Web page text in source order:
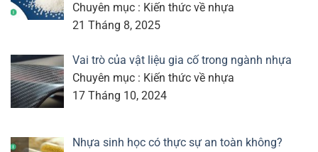
Chuyên mục : Kiến thức về nhựa
21 Tháng 8, 2025
Vai trò của vật liệu gia cố trong ngành nhựa
Chuyên mục : Kiến thức về nhựa
17 Tháng 10, 2024
Nhựa sinh học có thực sự an toàn không?